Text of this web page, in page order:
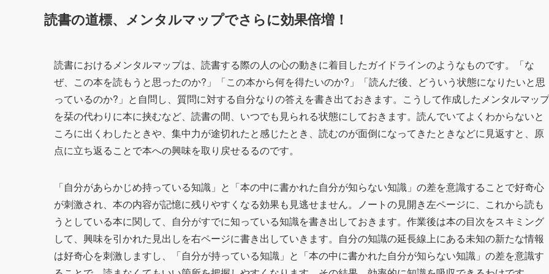
読書の道標、メンタルマップでさらに効果倍増！
読書におけるメンタルマップは、読書する際の人の心の動きに着目したガイドラインのようなものです。「な
ぜ、この本を読もうと思ったのか?」「この本から何を得たいのか?」「読んだ後、どういう状態になりたいと思
っているのか?」と自問し、質問に対する自分なりの答えを書き出ておきます。こうして作成したメンタルマップ
を栞の代わりに本に挟むなど、読書の間、いつでも見られる状態にしておきます。読んでいてよくわからないと
ころに出くわしたときや、集中力が途切れたと感じたとき、読むのが面倒になってきたときなどに見返すと、原
点に立ち返ることで本への興味を取り戻せるるのです。
「自分があらかじめ持っている知識」と「本の中に書かれた自分が知らない知識」の差を意識することで好奇心
が刺激され、本の内容が記憶に残りやすくなる効果も見逃せません。ノートの見開き左ページに、これから読も
うとしている本に関して、自分がすでに知っている知識を書き出しておきます。作業後は本の目次をスキミング
して、興味を引かれた見出しを右ページに書き出していきます。自分の知識の延長線上にある未知の新たな情報
は好奇心を刺激しますし、「自分が持っている知識」と「本の中に書かれた自分が知らない知識」の差を意識す